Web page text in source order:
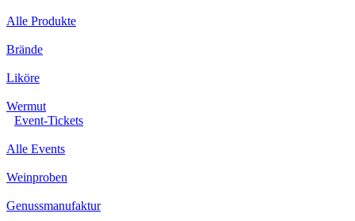
Alle Produkte
Brände
Liköre
Wermut
Event-Tickets
Alle Events
Weinproben
Genussmanufaktur